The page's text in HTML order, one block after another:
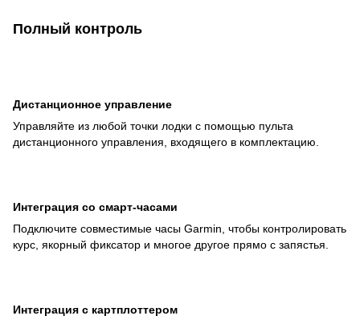
Полный контроль
Дистанционное управление
Управляйте из любой точки лодки с помощью пульта
дистанционного управления, входящего в комплектацию.
Интеграция со смарт-часами
Подключите совместимые часы Garmin, чтобы контролировать
курс, якорный фиксатор и многое другое прямо с запястья.
Интеграция с картплоттером